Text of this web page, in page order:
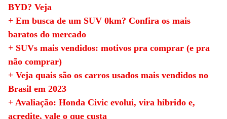
BYD? Veja
+ Em busca de um SUV 0km? Confira os mais
baratos do mercado
+ SUVs mais vendidos: motivos pra comprar (e pra
não comprar)
+ Veja quais são os carros usados mais vendidos no
Brasil em 2023
+ Avaliação: Honda Civic evolui, vira híbrido e,
acredite, vale o que custa